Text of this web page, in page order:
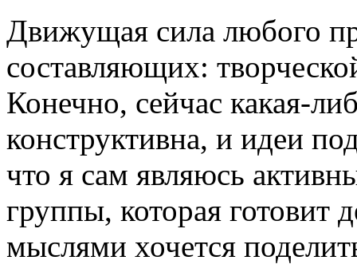
Движущая сила любого
составляющих:
Конечно, сейчас какая-
конструктивна, и идеи
что я сам являюсь
группы, которая готовит
мыслями хочется